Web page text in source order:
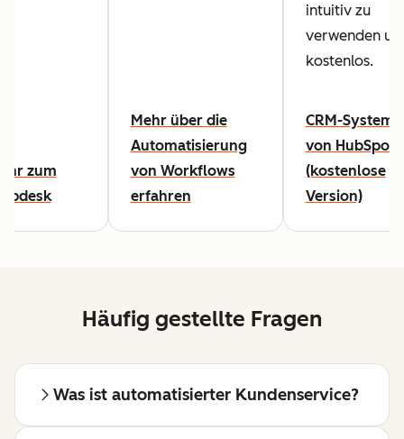
zum
Mehr über die
Automatisierung
von Workflows
erfahren
intuitiv zu
verwenden
kostenlos.
CRM-System
von HubSpot
(kostenlose
Version)
Häufig gestellte Fragen
Was ist automatisierter Kundenservice?